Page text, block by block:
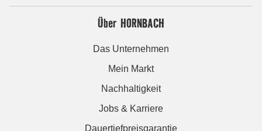
Über HORNBACH
Das Unternehmen
Mein Markt
Nachhaltigkeit
Jobs & Karriere
Dauertiefpreisgarantie